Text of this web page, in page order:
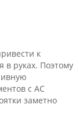
к
руках. Поэтому
с АС
заметно